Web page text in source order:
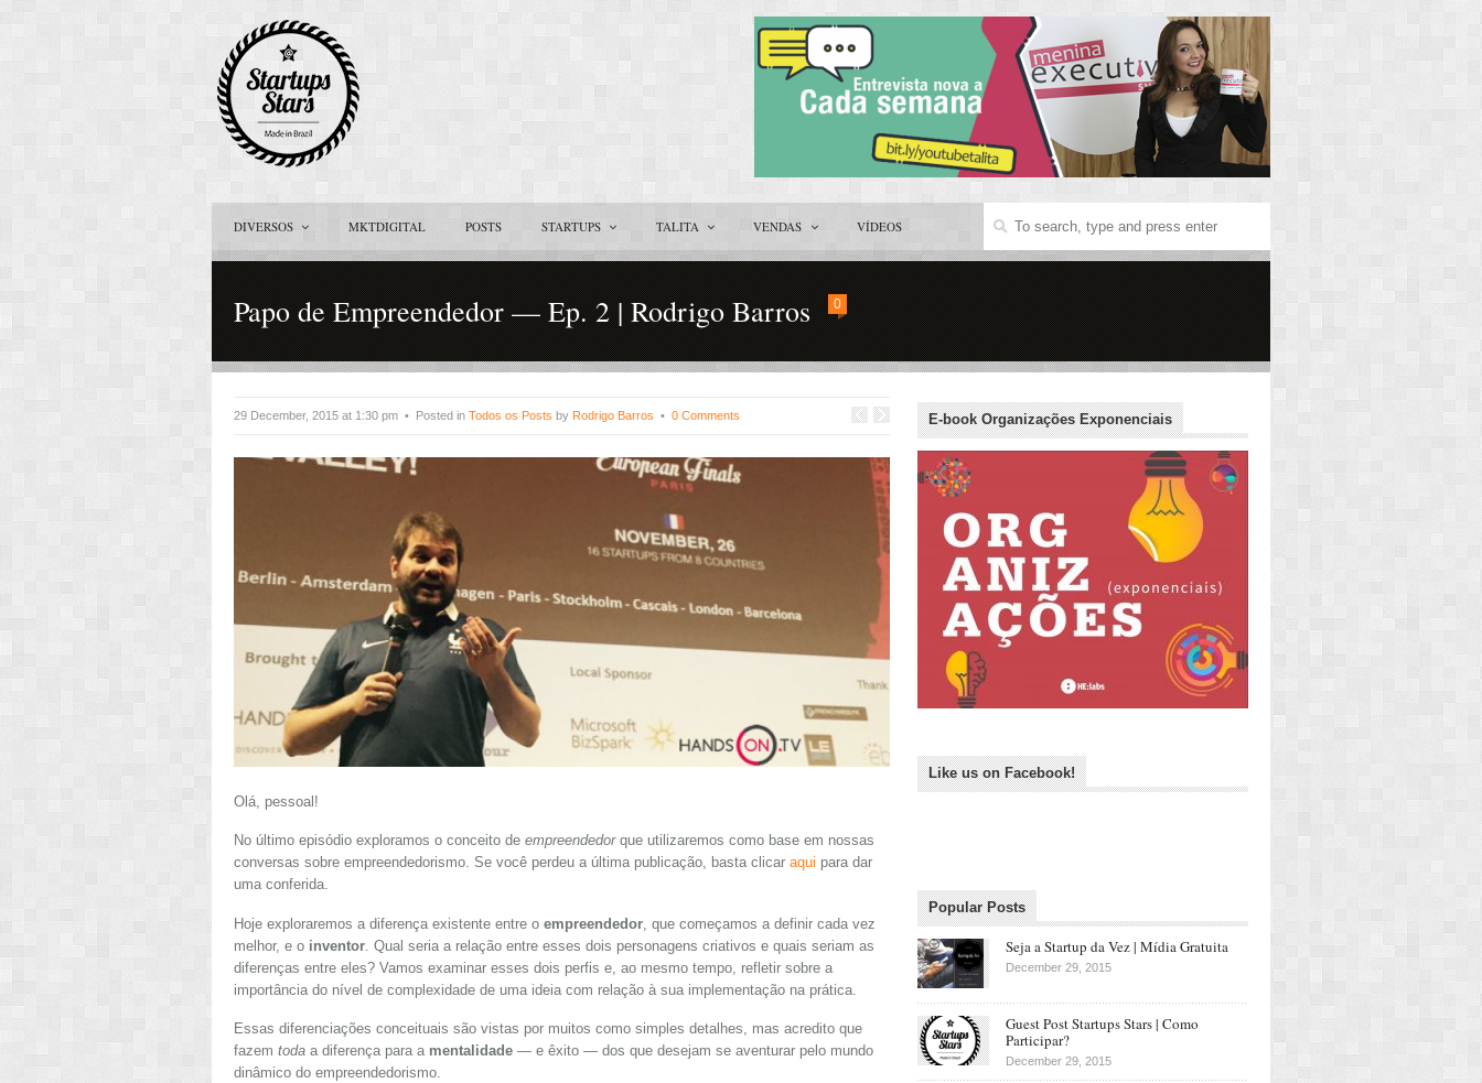
DIVERSOS MKTDIGITAL POSTS STARTUPS TALITA VENDAS VÍDEOS
Papo de Empreendedor — Ep. 2 | Rodrigo Barros 0
29 December, 2015 at 1:30 pm • Posted in Todos os Posts by Rodrigo Barros • 0 Comments
Olá, pessoal!
No último episódio exploramos o conceito de empreendedorque utilizaremos como base em nossas
conversas sobre empreendedorismo. Se você perdeu a última publicação, basta clicar aqui para dar
uma conferida.
Hoje exploraremos a diferença existente entre o empreendedor , que começamos a definir cada vez
melhor, e o inventor . Qual seria a relação entre esses dois personagens criativos e quais seriam as
diferenças entre eles? Vamos examinar esses dois perfis e, ao mesmo tempo, refletir sobre a
importância do nível de complexidade de uma ideia com relação à sua implementação na prática.
Essas diferenciações conceituais são vistas por muitos como simples detalhes, mas acredito que
fazem toda a diferença para a mentalidade — e êxito — dos que desejam se aventurar pelo mundo
dinâmico do empreendedorismo.
E-book Organizações Exponenciais
Like us on Facebook!
Popular Posts
Seja a Startup da Vez | Mídia Gratuita
December 29, 2015
Guest Post Startups Stars | Como
Participar?
December 29, 2015